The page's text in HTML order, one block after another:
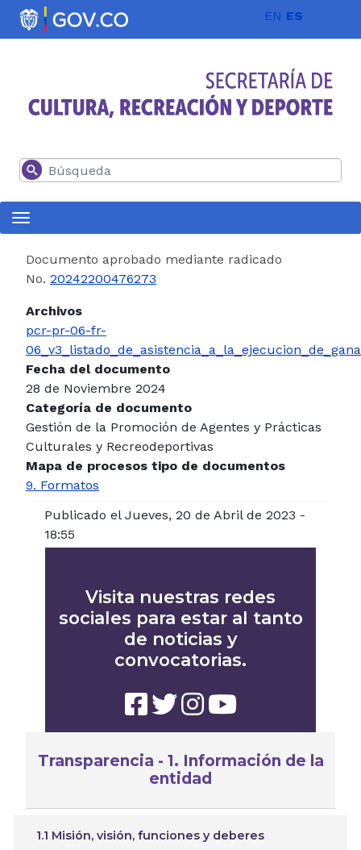
Pasar al contenido principal EN ES
Buscar
Transparencia - 1. Información de la
entidad
1.1 Misión, visión, funciones y deberes
Documento aprobado mediante radicado
No. 20242200476273
Archivos
pcr-pr-06-fr-
Fecha del documento
28 de Noviembre 2024
Categoría de documento
Gestión de la Promoción de Agentes y Prácticas
Culturales y Recreodeportivas
Mapa de procesos tipo de documentos
9. Formatos
Publicado el Jueves, 20 de Abril de 2023 -
18:55
Visita nuestras redes
sociales para estar al tanto
de noticias y
convocatorias.